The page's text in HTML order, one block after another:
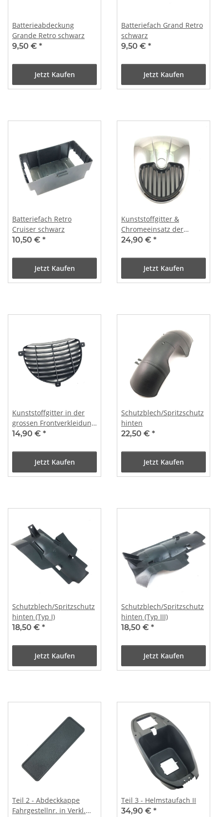
Batterieabdeckung
Grande Retro schwarz
9,50 € *
Jetzt Kaufen
Batteriefach Grand Retro
schwarz
9,50 € *
Jetzt Kaufen
Batteriefach Retro
Cruiser schwarz
10,50 € *
Jetzt Kaufen
Kunststoffgitter &
Chromeeinsatz der
grossen Frontverkleidung
24,90 € *
Jetzt Kaufen
Kunststoffgitter in der
grossen Frontverkleidung
- EASY CRUISER ARTEMIS
14,90 € *
Jetzt Kaufen
Schutzblech/Spritzschutz
hinten
22,50 € *
Jetzt Kaufen
Schutzblech/Spritzschutz
hinten (Typ I)
18,50 € *
Jetzt Kaufen
Schutzblech/Spritzschutz
hinten (Typ III)
18,50 € *
Jetzt Kaufen
Teil 2 - Abdeckkappe
Fahrgestellnr. in Verkl.
Teil 3 - Helmstaufach II
34,90 € *